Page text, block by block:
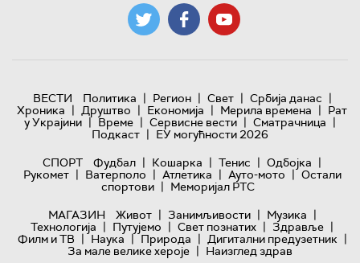
ВЕСТИ Политика | Регион | Свет | Србија данас |
Хроника | Друштво | Економија | Мерила времена | Рат
у Украјини | Време | Сервисне вести | Сматрачница |
Подкаст | ЕУ могућности 2026
СПОРТ
Фудбал | Кошарка | Тенис | Одбојка |
Рукомет | Ватерполо | Атлетика | Ауто-мото | Остали
спортови | Меморијал РТС
МАГАЗИН
Живот | Занимљивости | Музика |
Технологијa | Путујемо | Свет познатих | Здравље |
Филм и ТВ | Наука | Природа | Дигитални предузетник |
За мале велике хероје | Наизглед здрав